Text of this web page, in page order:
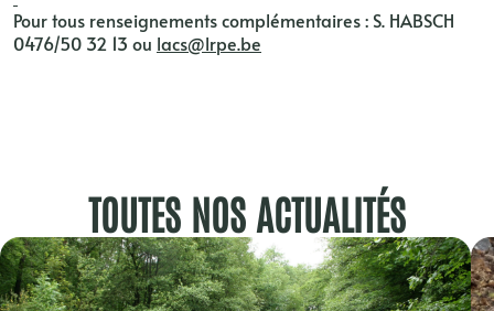
Pour tous renseignements complémentaires : S. HABSCH
0476/50 32 13 ou lacs@lrpe.be
TOUTES NOS ACTUALITÉS